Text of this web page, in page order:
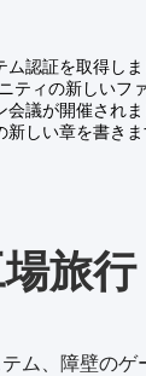
ム認証を取得し
ィの新しい
会議が開催されま
新しい章を書きま
旅行
ム、障壁の